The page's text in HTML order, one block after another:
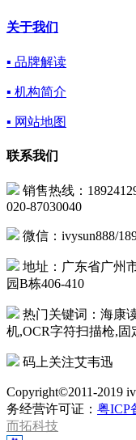
关于我们
▪ 品牌解读
▪ 机构简介
▪ 网站地图
联系我们
销售热线：
020-87030040
微信：ivysun888/
地址：广东省广州
园B栋406-410
热门关键词：海康
机,OCR字符扫描枪,固
码上关注艾韦迅
Copyright©2011-2019
务经营许可证： 粤ICP
而拓科技